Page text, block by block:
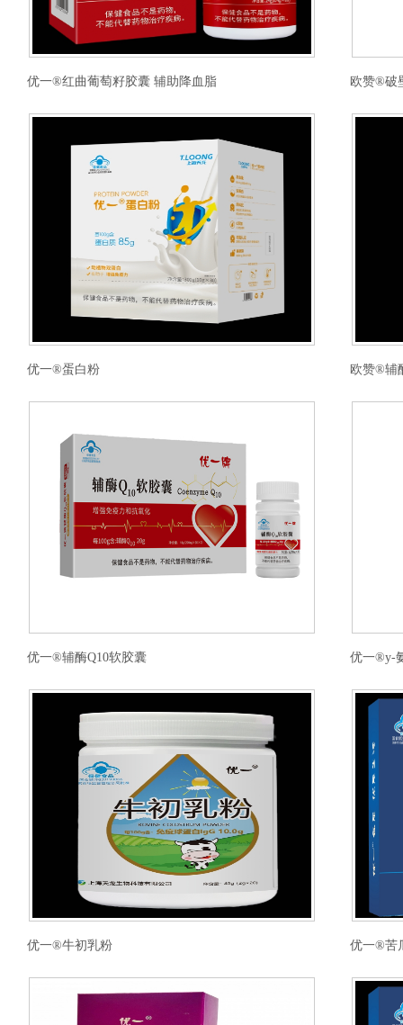
优一®红曲葡萄籽胶囊 辅助降血脂 欧赞®破
优一®蛋白粉 欧赞®辅
优一®辅酶Q10软胶囊 优一®y-
优一®牛初乳粉 优一®苦